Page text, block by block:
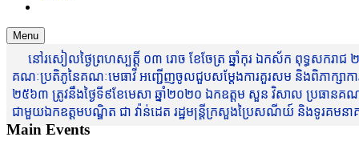
Menu
នៅរសៀលថ្ងៃព្រហស្បត្តិ៍ ០៣ រោច ខែចែត្រ ឆ្នាំកុរ ឯកស័ក ពុទ្ធសករាជ
គណៈប្រតិភូនៃគណៈមេធាវី អញ្ជើញចូលជួបសម្តែងការគួរសម និងពិភាក្សាកា
២៥៦៣ ត្រូវនឹងថ្ងៃទី៩ខែមេសា ឆ្នាំ២០២០ ឯកឧត្តម សួន វិសាល ប្រធានគណ
ជាមួយឯកឧត្តមបណ្ឌិត ជា វ៉ាន់ដេត រដ្ឋមន្រ្តីក្រសួងប្រៃសណីយ៍ និងទូរគ
Main Events